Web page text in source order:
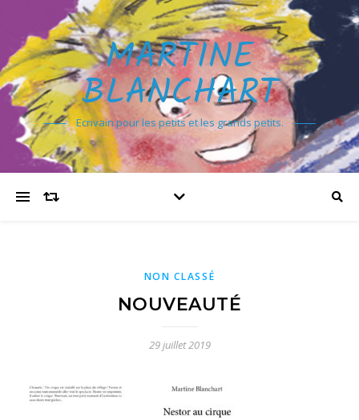
MARTINE
BLANCHART
Ecrivain pour les petits et les grands petits.
NON CLASSÉ
NOUVEAUTÉ
29 juillet 2019